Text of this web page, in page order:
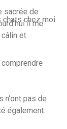
chats chez moi.
sacrée de
il me
et
n'ont pas de
également.